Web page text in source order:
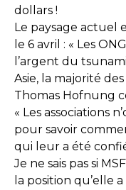
dollars !
Le paysage actuel
le 6 avril : « Les
l’argent du
Asie, la majorité
Thomas Hofnung
« Les associations
pour savoir
qui leur a été
Je ne sais pas si
la position qu’elle